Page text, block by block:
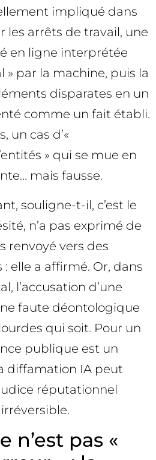
impliqué dans
les arrêts de travail, une
en ligne interprétée
» par la machine, puis la
disparates en un
comme un fait établi.
un cas d’«
» qui se mue en
mais fausse.
souligne-t-il, c’est le
n’a pas exprimé de
renvoyé vers des
elle a affirmé. Or, dans
l’accusation d’une
faute déontologique
qui soit. Pour un
publique est un
diffamation IA peut
réputationnel
n’est pas «